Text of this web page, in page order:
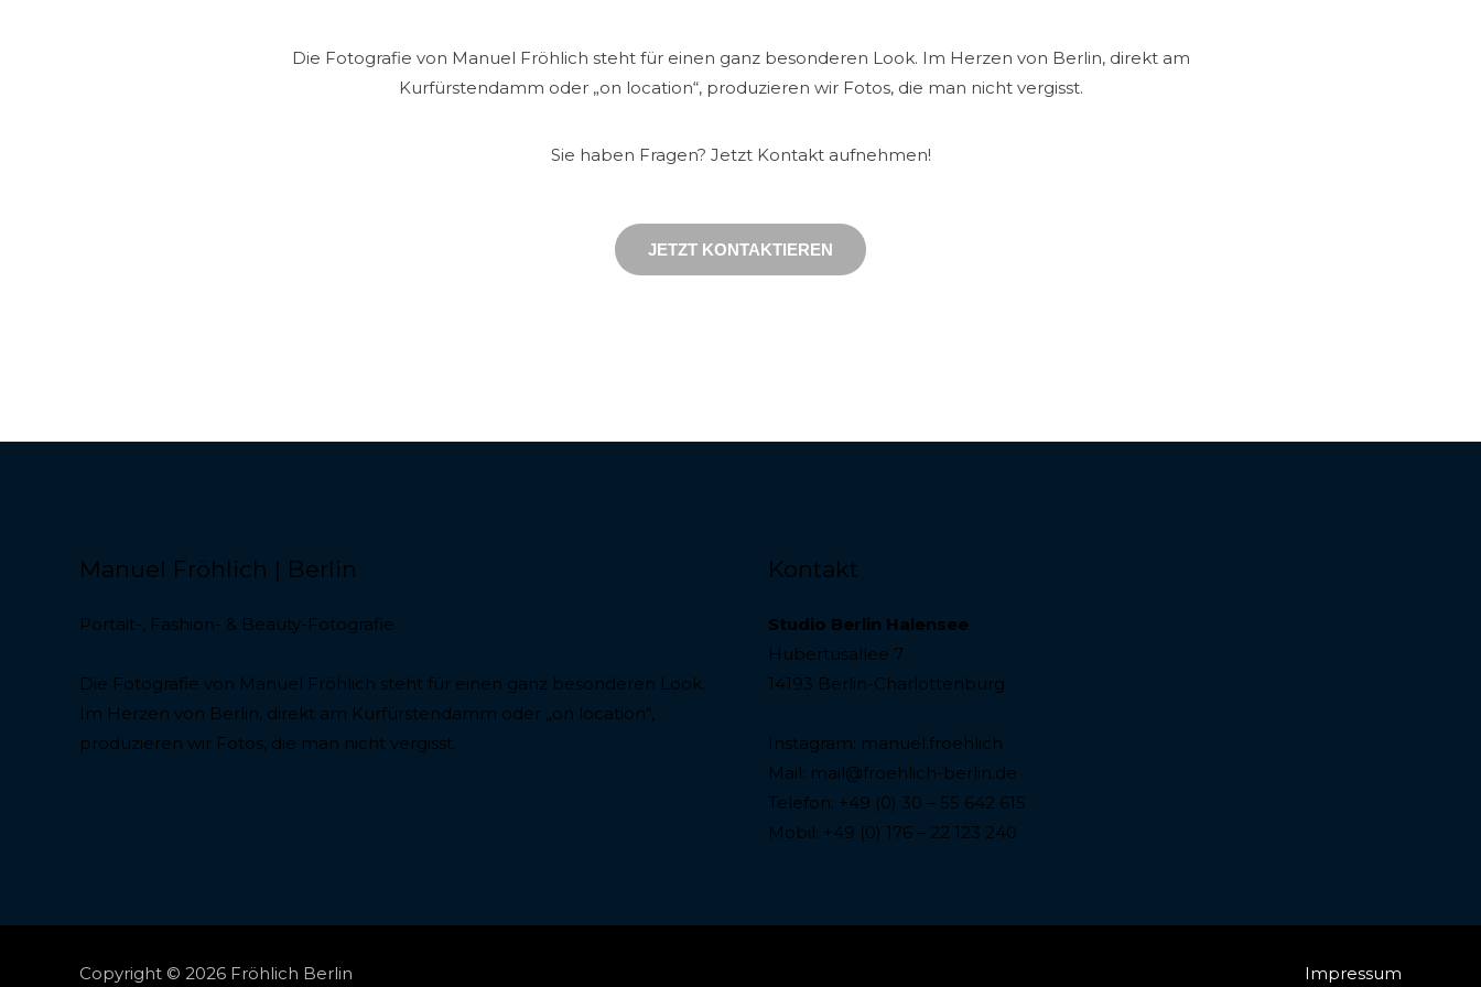
Die Fotografie von Manuel Fröhlich steht für einen ganz besonderen Look. Im Herzen von Berlin, direkt am
Kurfürstendamm oder „on location“, produzieren wir Fotos, die man nicht vergisst.
Sie haben Fragen? Jetzt Kontakt aufnehmen!
JETZT KONTAKTIEREN
Manuel Fröhlich | Berlin
Portait-, Fashion- & Beauty-Fotografie
Die Fotografie von Manuel Fröhlich steht für einen ganz besonderen Look.
Im Herzen von Berlin, direkt am Kurfürstendamm oder „on location“,
produzieren wir Fotos, die man nicht vergisst.
Kontakt
Studio Berlin Halensee
Hubertusallee 7
14193 Berlin-Charlottenburg
Instagram: manuel.froehlich
Mail: mail@froehlich-berlin.de
Telefon: +49 (0) 30 – 55 642 615
Mobil: +49 (0) 176 – 22 123 240
Copyright © 2026 Fröhlich Berlin Impressum